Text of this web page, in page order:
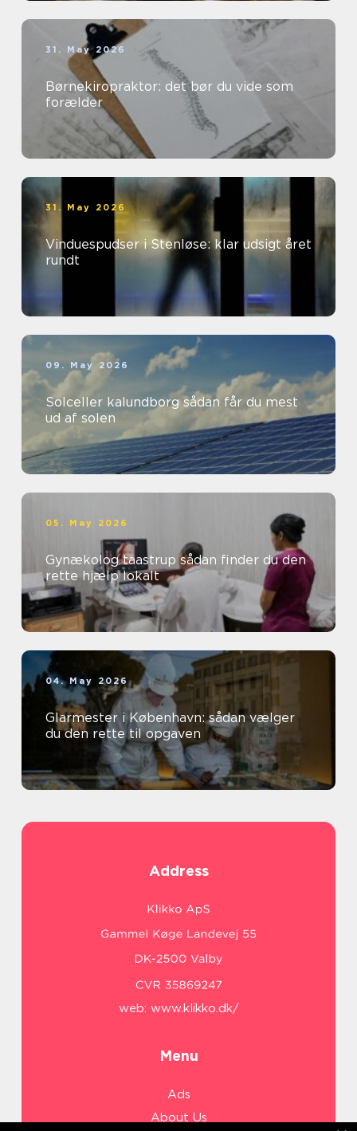
31. May 2026
Børnekiropraktor: det bør du vide som
forælder
31. May 2026
Vinduespudser i Stenløse: klar udsigt året
rundt
09. May 2026
Solceller kalundborg sådan får du mest
ud af solen
05. May 2026
Gynækolog taastrup sådan finder du den
rette hjælp lokalt
04. May 2026
Glarmester i København: sådan vælger
du den rette til opgaven
Address
web: www.klikko.dk/
Menu
Ads
About Us